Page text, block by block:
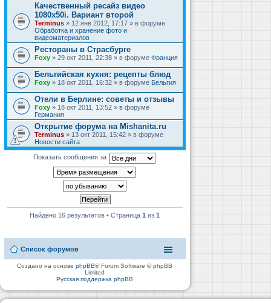
Качественный ресайз видео
1080x50i. Вариант второй
Terminus » 12 янв 2012, 17:17 » в форуме
Обработка и хранение фото и
видеоматериалов
Рестораны в Страсбурге
Foxy » 29 окт 2011, 22:38 » в форуме Франция
Бельгийская кухня: рецепты блюд
Foxy » 18 окт 2011, 16:32 » в форуме Бельгия
Отели в Берлине: советы и отзывы
Foxy » 18 окт 2011, 13:52 » в форуме
Германия
Открытие форума на Mishanita.ru
Terminus » 13 окт 2011, 15:42 » в форуме
Новости сайта
Показать сообщения за
Найдено 16 результатов • Страница1 из1
Список форумов
Создано на основеphpBB® Forum Software © phpBB
Limited
Русская поддержка phpBB